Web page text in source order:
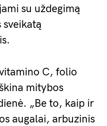
su uždegimą
sveikatą
C, folio
mitybos
„Be to, kaip ir
augalai, arbuzinis